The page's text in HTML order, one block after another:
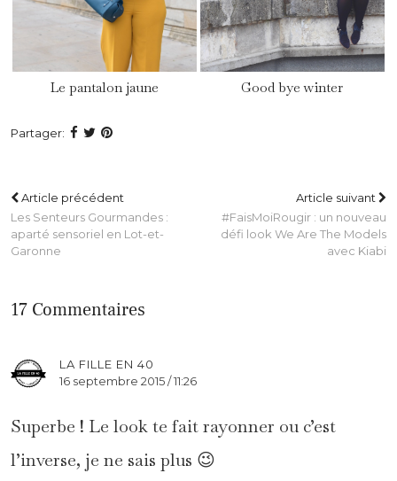
Le pantalon jaune Good bye winter
Partager:
Article précédent
Les Senteurs Gourmandes :
aparté sensoriel en Lot-et-
Garonne
Article suivant
#FaisMoiRougir : un nouveau
défi look We Are The Models
avec Kiabi
17 Commentaires
LA FILLE EN 40
16 septembre 2015 / 11:26
Superbe ! Le look te fait rayonner ou c’est
l’inverse, je ne sais plus 😉